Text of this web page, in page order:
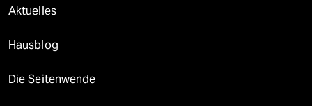
Aktuelles
Hausblog
Die Seitenwende